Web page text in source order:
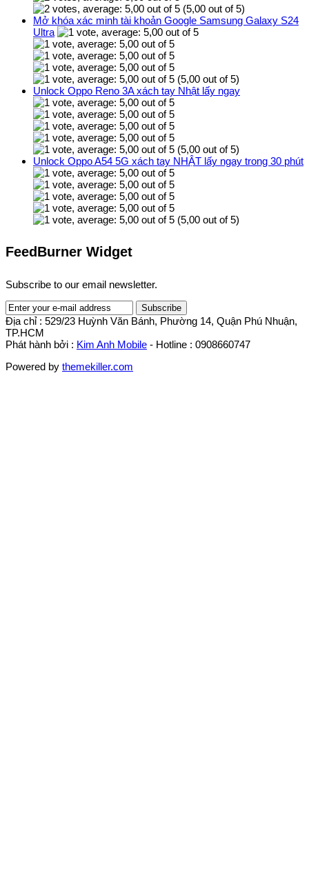
(5,00 out of 5)
Mở khóa xác minh tài khoản Google Samsung Galaxy S24
Ultra
(5,00 out of 5)
Unlock Oppo Reno 3A xách tay Nhật lấy ngay
(5,00 out of 5)
Unlock Oppo A54 5G xách tay NHẬT lấy ngay trong 30 phút
(5,00 out of 5)
FeedBurner Widget
Subscribe to our email newsletter.
Địa chỉ : 529/23 Huỳnh Văn Bánh, Phường 14, Quận Phú Nhuận,
TP.HCM
Phát hành bởi : Kim Anh Mobile - Hotline : 0908660747
Powered by themekiller.com